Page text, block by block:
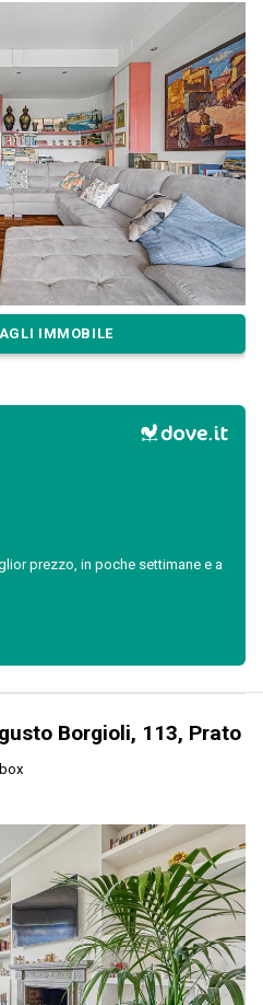
IMMOBILE
prezzo, in poche settimane e a
Borgioli, 113, Prato
box